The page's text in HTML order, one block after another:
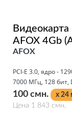
AFOX 4Gb
AFOX
PCI-E 3.0, ядро -
7000 МГц, 128 бит,
100 смн.
x 24
Цена 1 843 смн.